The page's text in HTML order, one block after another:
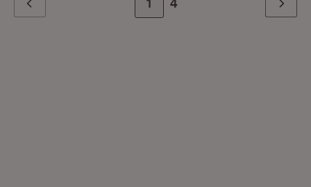
Zur Seite
1 Zur letzten Seite
4 Weiter